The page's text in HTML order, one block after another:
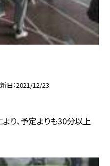
日 2021/12/23
り、予定よりも30分以上